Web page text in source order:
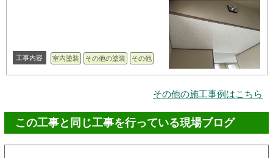
工事内容 室内塗装 その他の塗装 その他
その他の施工事例はこちら
この工事と同じ工事を行っている現場ブログ